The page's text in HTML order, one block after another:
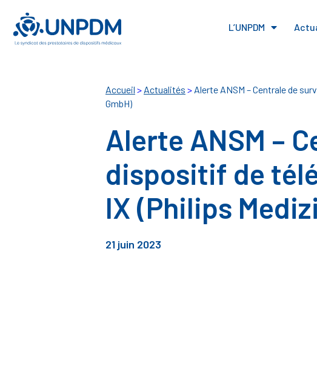
L’UNPDM
Accueil > Actualités > Alerte ANSM – Centrale de
GmbH)
Alerte ANSM –
dispositif de
IX (Philips
21 juin 2023